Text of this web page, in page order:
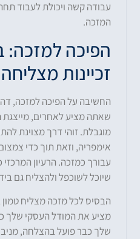
עבודה קשה ויכולת לעבוד
המזכה.
הפיכה למזכה:
זכיינות מצליחה
החשיבה על הפיכה למזכה,
שאתה מציע לאחרים, מייצגת
מוגבלת. זוהי דרך מצוינת
אימפריה, וזאת תוך כדי
עבורך כמזכה. הרעיון המרכזי
שיוכל לשוכפל ולהצליח גם
הבסיס לכל מזכה מצליח טמון
מציע את המודל העסקי שלך
שלך כבר פועל בהצלחה, מניב